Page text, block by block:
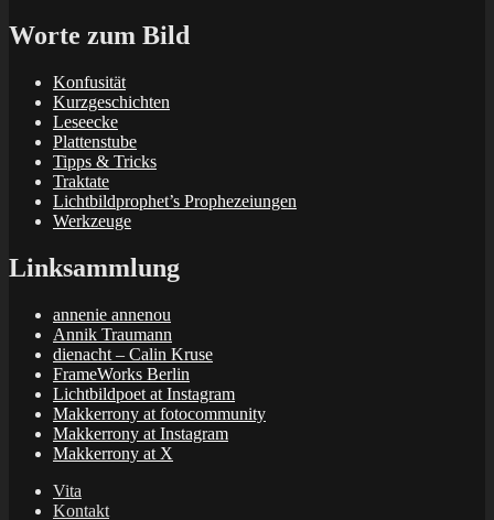
Worte zum Bild
Konfusität
Kurzgeschichten
Leseecke
Plattenstube
Tipps & Tricks
Traktate
Lichtbildprophet’s Prophezeiungen
Werkzeuge
Linksammlung
annenie annenou
Annik Traumann
dienacht – Calin Kruse
FrameWorks Berlin
Lichtbildpoet at Instagram
Makkerrony at fotocommunity
Makkerrony at Instagram
Makkerrony at X
Vita
Kontakt